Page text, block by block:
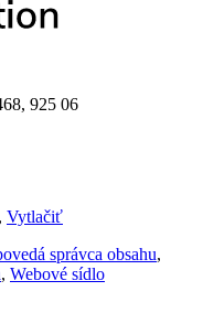
925 06
, Vytlačiť
správca obsahu,
, Webové sídlo